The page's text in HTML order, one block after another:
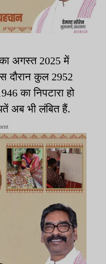
अगस्त 2025 में
दौरान कुल 2952
का निपटारा हो
अब भी लंबित हैं.